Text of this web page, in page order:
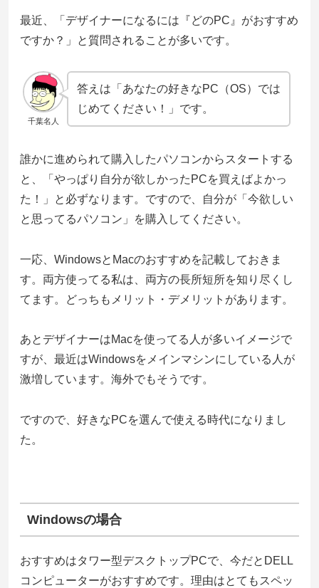
最近、「デザイナーになるには『どのPC』がおすすめ
ですか？」と質問されることが多いです。
千葉名人
答えは「あなたの好きなPC（OS）では
じめてください！」です。
誰かに進められて購入したパソコンからスタートする
と、「やっぱり自分が欲しかったPCを買えばよかっ
た！」と必ずなります。ですので、自分が「今欲しい
と思ってるパソコン」を購入してください。
一応、WindowsとMacのおすすめを記載しておきま
す。両方使ってる私は、両方の長所短所を知り尽くし
てます。どっちもメリット・デメリットがあります。
あとデザイナーはMacを使ってる人が多いイメージで
すが、最近はWindowsをメインマシンにしている人が
激増しています。海外でもそうです。
ですので、好きなPCを選んで使える時代になりまし
た。
Windowsの場合
おすすめはタワー型デスクトップPCで、今だとDELL
コンピューターがおすすめです。理由はとてもスペッ